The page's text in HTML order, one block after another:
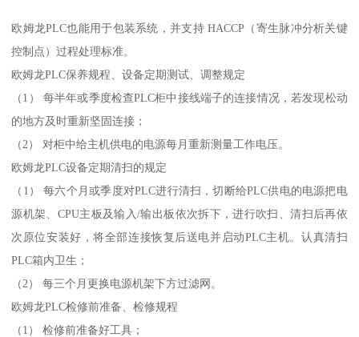
欧姆龙PLC也能用于包装系统，并支持 HACCP（寄生脉冲分析关键
控制点）过程处理标准。
欧姆龙PLC保养规程、设备定期测试、调整规定
（1） 每半年或季度检查PLC柜中接线端子的连接情况，若发现松动
的地方及时重新坚固连接；
（2） 对柜中给主机供电的电源每月重新测量工作电压。
欧姆龙PLC设备定期清扫的规定
（1） 每六个月或季度对PLC进行清扫，切断给PLC供电的电源把电
源机架、CPU主板及输入/输出板依次拆下，进行吹扫、清扫后再依
次原位安装好，将全部连接恢复后送电并启动PLC主机。认真清扫
PLC箱内卫生；
（2） 每三个月更换电源机架下方过滤网。
欧姆龙PLC检修前准备、检修规程
（1） 检修前准备好工具；